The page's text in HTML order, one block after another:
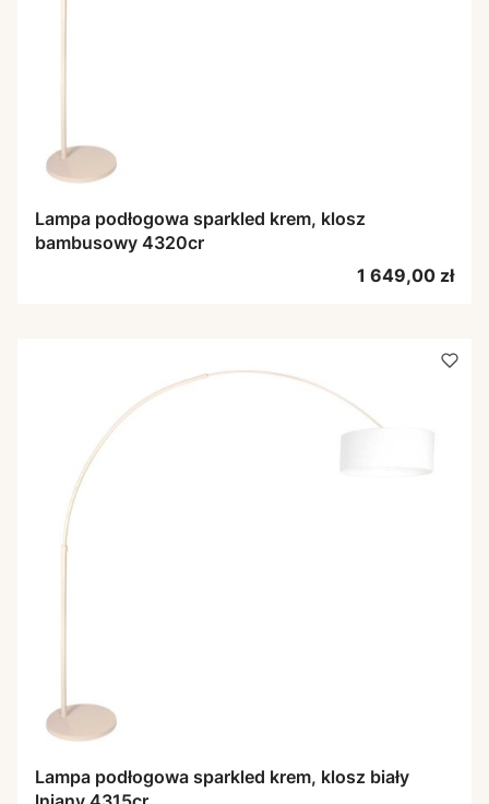
Lampa podłogowa sparkled krem, klosz
bambusowy 4320cr
Cena
1 649,00 zł
Lampa podłogowa sparkled krem, klosz biały